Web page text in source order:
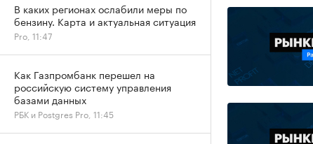
В каких регионах ослабили меры по
бензину. Карта и актуальная ситуация
Pro, 11:47
Как Газпромбанк перешел на
российскую систему управления
базами данных
РБК и Postgres Pro, 11:45